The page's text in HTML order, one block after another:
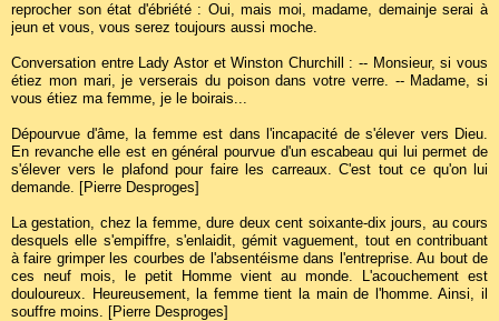
reprocher son état d'ébriété : Oui, mais moi, madame, demainje serai à
jeun et vous, vous serez toujours aussi moche.
Conversation entre Lady Astor et Winston Churchill : -- Monsieur, si vous
étiez mon mari, je verserais du poison dans votre verre. -- Madame, si
vous étiez ma femme, je le boirais...
Dépourvue d'âme, la femme est dans l'incapacité de s'élever vers Dieu.
En revanche elle est en général pourvue d'un escabeau qui lui permet de
s'élever vers le plafond pour faire les carreaux. C'est tout ce qu'on lui
demande. [Pierre Desproges]
La gestation, chez la femme, dure deux cent soixante-dix jours, au cours
desquels elle s'empiffre, s'enlaidit, gémit vaguement, tout en contribuant
à faire grimper les courbes de l'absentéisme dans l'entreprise. Au bout de
ces neuf mois, le petit Homme vient au monde. L'acouchement est
douloureux. Heureusement, la femme tient la main de l'homme. Ainsi, il
souffre moins. [Pierre Desproges]